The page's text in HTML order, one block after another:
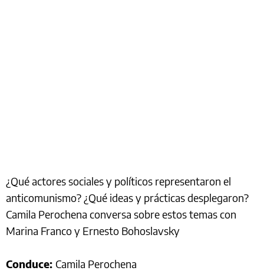
¿Qué actores sociales y políticos representaron el
anticomunismo? ¿Qué ideas y prácticas desplegaron?
Camila Perochena conversa sobre estos temas con
Marina Franco y Ernesto Bohoslavsky
Conduce: Camila Perochena